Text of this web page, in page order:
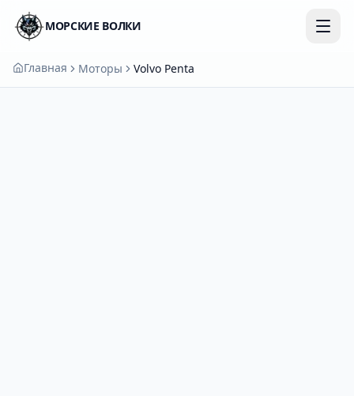
МОРСКИЕ ВОЛКИ
Главная Моторы Volvo Penta